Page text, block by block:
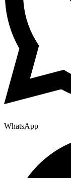
WhatsApp